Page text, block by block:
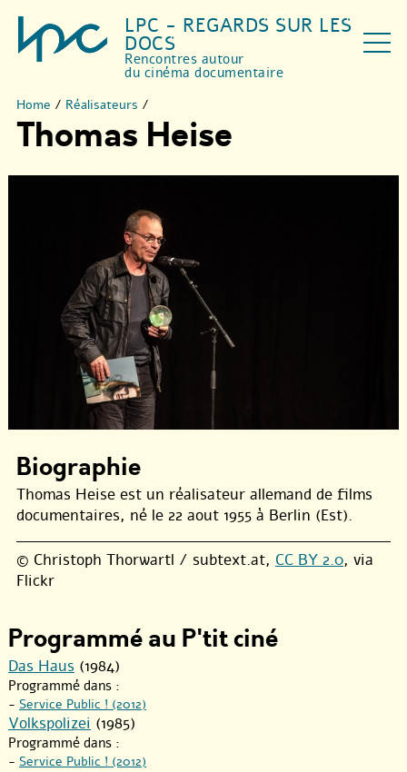
LPC - REGARDS SUR LES
DOCS
Rencontres autour
du cinéma documentaire
Home / Réalisateurs /
Thomas Heise
Biographie
Thomas Heise est un réalisateur allemand de films
documentaires, né le 22 aout 1955 à Berlin (Est).
© Christoph Thorwartl / subtext.at, CC BY 2.0, via
Flickr
Programmé au P'tit ciné
Das Haus (1984)
Programmé dans :
- Service Public ! (2012)
Volkspolizei (1985)
Programmé dans :
- Service Public ! (2012)